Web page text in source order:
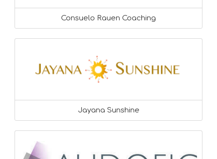
Consuelo Rauen Coaching
Jayana Sunshine